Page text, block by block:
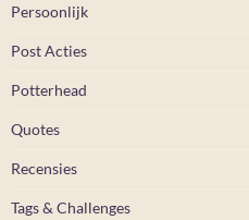
Persoonlijk
Post Acties
Potterhead
Quotes
Recensies
Tags & Challenges